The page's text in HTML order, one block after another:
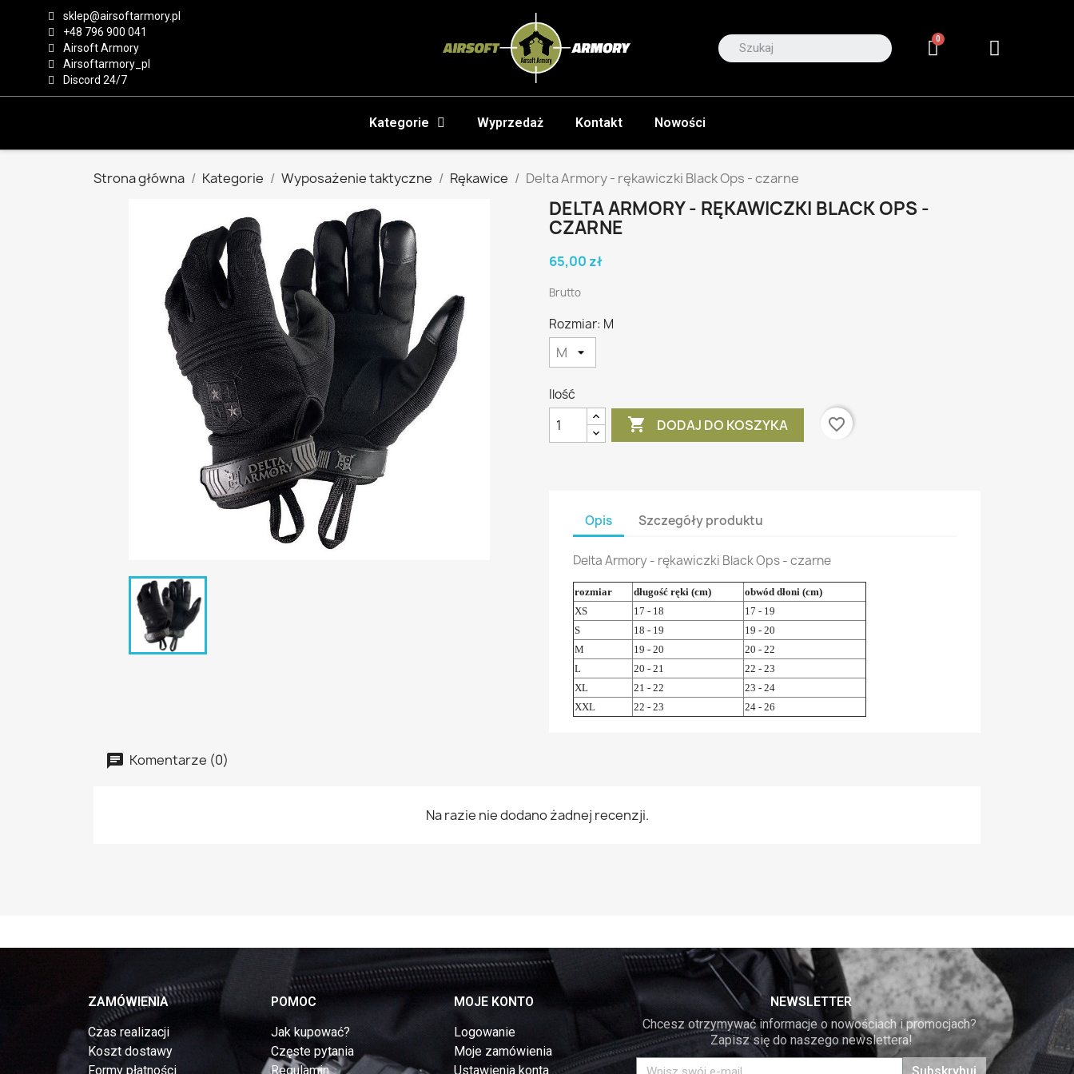
sklep@airsoftarmory.pl
+48 796 900 041
Airsoft Armory
Airsoftarmory_pl
Discord 24/7
Kategorie Wyprzedaż Kontakt Nowości
Strona główna Kategorie Wyposażenie taktyczne Rękawice Delta Armory - rękawiczki Black Ops - czarne
DELTA ARMORY - RĘKAWICZKI BLACK OPS -
CZARNE
65,00 zł
Brutto
Rozmiar: M
Ilość
 DODAJ DO KOSZYKA favorite_border
Opis Szczegóły produktu
Delta Armory - rękawiczki Black Ops - czarne
rozmiar długość ręki (cm)
obwód dłoni (cm)
XS
17 - 18
17 - 19
S
18 - 19
19 - 20
M
19 - 20
20 - 22
L
20 - 21
22 - 23
XL
21 - 22
23 - 24
XXL
22 - 23 24 - 26
Komentarze (0)
Na razie nie dodano żadnej recenzji.
ZAMÓWIENIA
Czas realizacji
Koszt dostawy
Formy płatności
POMOC
Jak kupować?
Częste pytania
Regulamin
MOJE KONTO
Logowanie
Moje zamówienia
Ustawienia konta
NEWSLETTER
Chcesz otrzymywać informacje o nowościach i promocjach?
Zapisz się do naszego newslettera!
Subskrybuj